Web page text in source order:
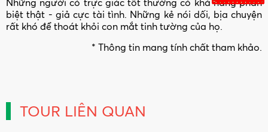
biệt thật - giả cực tài tình. Những kẻ nói dối, bịa chuyện
rất khó để thoát khỏi con mắt tinh tường của họ.
* Thông tin mang tính chất tham khảo.
TOUR LIÊN QUAN